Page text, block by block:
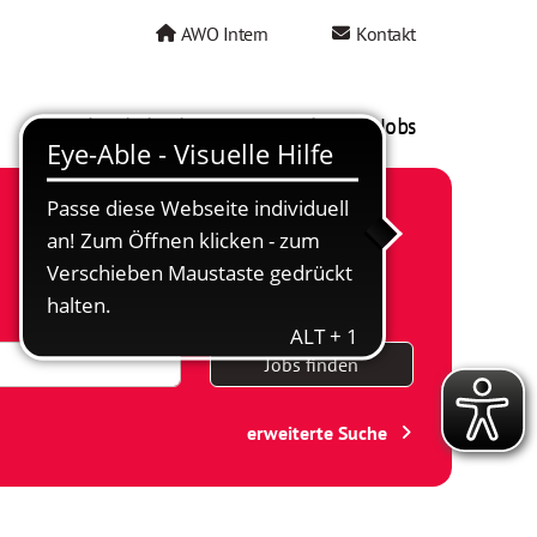
AWO Intern Kontakt
AWO als Arbeitgeber Mein AWO Jobs
Jobs finden
erweiterte Suche